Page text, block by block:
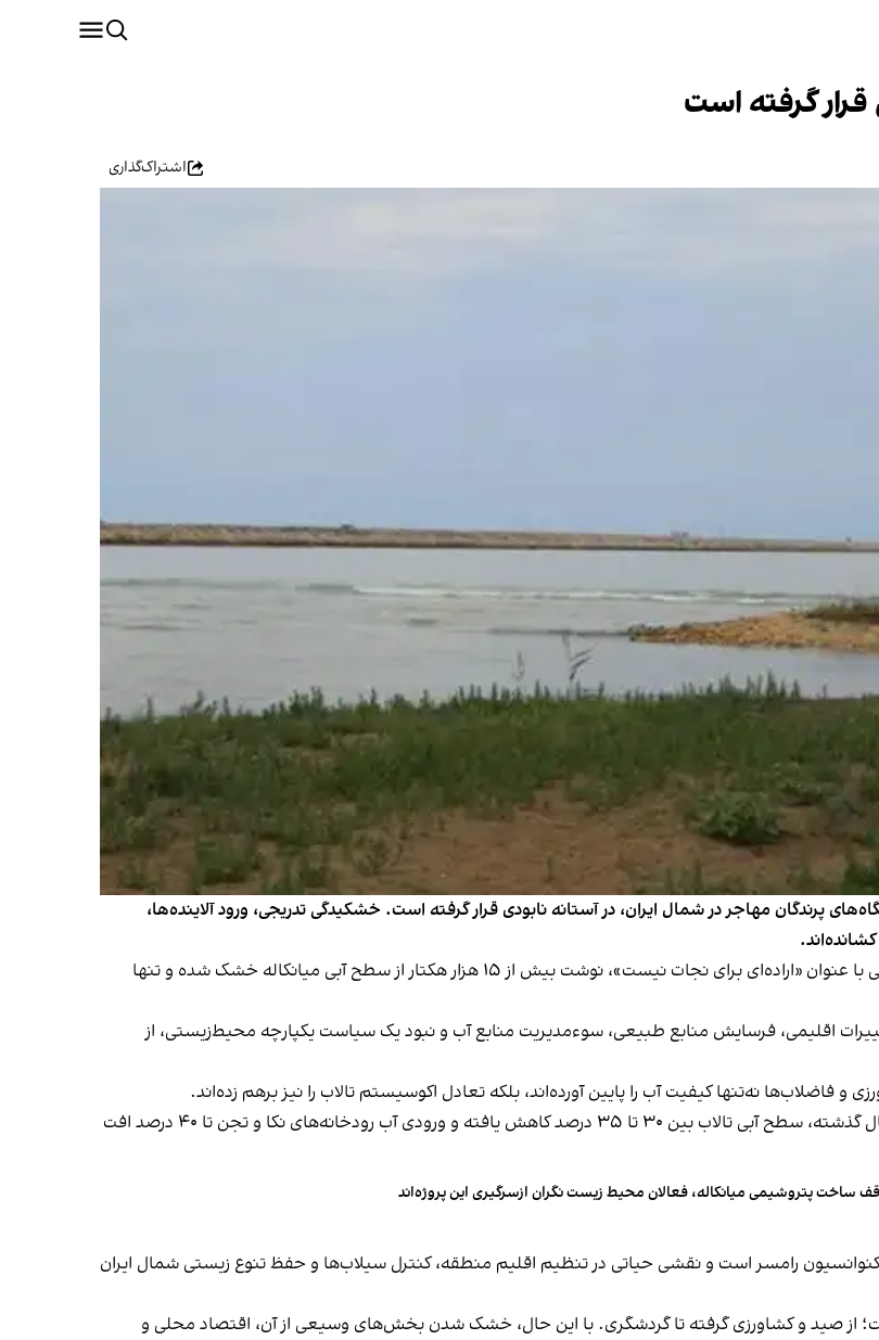
قرار گرفته است
اشتراک‌گذاری
پرندگان مهاجر در شمال ایران، در آستانه نابودی قرار گرفته است. خشکیدگی تدریجی، ورود آلاینده‌ها،
خبرگزاری تسنیم، وابسته به سپاه پاسداران، شنبه ۲۵ مرداد در گزارشی با عنوان «اراده‌ای برای نجات نیست»، نوشت بیش از ۱۵ هزار هکتار از سطح آبی میانکاله خشک شده و تنها
اقلیمی، فرسایش منابع طبیعی، سوءمدیریت منابع آب و نبود یک سیاست یکپارچه محیط‌زیستی، از
نه‌تنها کیفیت آب را پایین آورده‌اند، بلکه تعادل اکوسیستم تالاب را نیز برهم زده‌اند.
بررسی داده‌های میدانی و تصاویر ماهواره‌ای نشان می‌دهد طی پنج سال گذشته، سطح آبی تالاب بین ۳۰ تا ۳۵ درصد کاهش یافته و ورودی آب رودخانه‌های نکا و تجن تا ۴۰ درصد افت
ساخت پتروشیمی میانکاله، فعالان محیط زیست نگران ازسرگیری این پروژه‌اند
فهرست کنوانسیون رامسر است و نقشی حیاتی در تنظیم اقلیم منطقه، کنترل سیلاب‌ها و حفظ تنوع زیستی شمال ایران
از صید و کشاورزی گرفته تا گردشگری. با این حال، خشک شدن بخش‌های وسیعی از آن، اقتصاد محلی و